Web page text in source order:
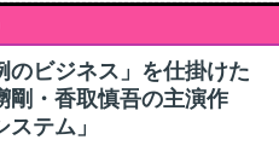
のビジネス」を仕掛けた
剛・香取慎吾の主演作
ステム」